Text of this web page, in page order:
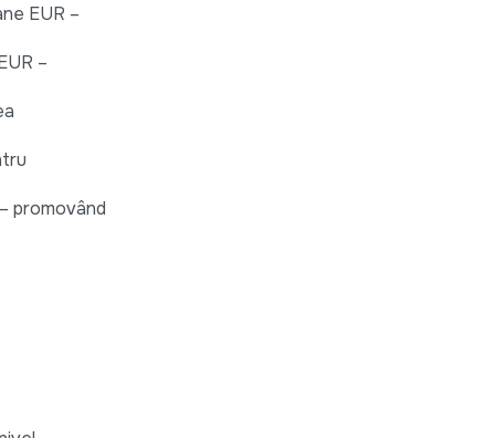
EUR –
–
promovând